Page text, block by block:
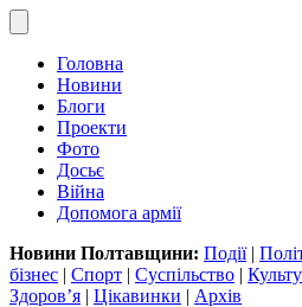
Головна
Новини
Блоги
Проекти
Фото
Досьє
Війна
Допомога армії
Новини Полтавщини: Події|
бізнес | Спорт | Суспільство |
Здоров’я | Цікавинки | Архів